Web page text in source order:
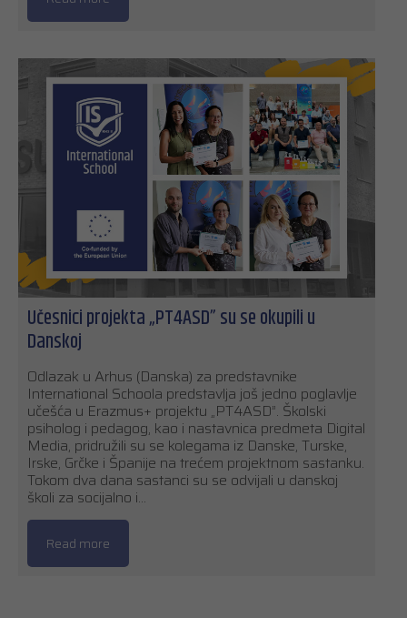
Učesnici projekta „PT4ASD” su se okupili u
Danskoj
Odlazak u Arhus (Danska) za predstavnike
International Schoola predstavlja još jedno poglavlje
učešća u Erazmus+ projektu „PT4ASD”. Školski
psiholog i pedagog, kao i nastavnica predmeta Digital
Media, pridružili su se kolegama iz Danske, Turske,
Irske, Grčke i Španije na trećem projektnom sastanku.
Tokom dva dana sastanci su se odvijali u danskoj
školi za socijalno i…
Read more